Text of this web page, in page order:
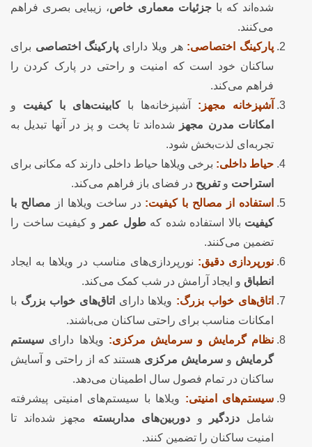
شده‌اند که باجزئیات معماری خاص، زیبایی بصری فراهم
می‌کنند.
پارکینگ اختصاصی: هر ویلا دارای پارکینگ اختصاصی برای
ساکنان خود است که امنیت و راحتی در پارک کردن را
فراهم می‌کند.
آشپزخانه مجهز:
آشپزخانه‌ها باکابینت‌های با کیفیت و
امکانات مدرن مجهز
شده‌اند تا پخت و پز در آنها تبدیل به
تجربه‌ای لذت‌بخش شود.
حیاط داخلی: برخی ویلاها حیاط داخلی دارند که مکانی برای
استراحت وتفریح در فضای باز فراهم می‌کند.
استفاده از مصالح با کیفیت: در ساخت ویلاها از مصالح با
کیفیت بالا استفاده شده کهطول عمر
و کیفیت ساخت را
تضمین می‌کنند.
نورپردازی دقیق: نورپردازی‌های مناسب در ویلاها به ایجاد
انطباق و ایجاد آرامش در شب کمک می‌کند.
اتاق‌های خواب بزرگ: ویلاها دارای اتاق‌های خواب بزرگ با
امکانات مناسب برای راحتی ساکنان می‌باشند.
نظام گرمایش و سرمایش مرکزی: ویلاها دارای سیستم
گرمایش و سرمایش مرکزی هستند که از راحتی و آسایش
ساکنان در تمام فصول سال اطمینان می‌دهد.
سیستم‌های امنیتی: ویلاها با سیستم‌های امنیتی پیشرفته
شامل دزدگیر و دوربین‌های مداربسته مجهز شده‌اند تا
امنیت ساکنان را تضمین کنند.